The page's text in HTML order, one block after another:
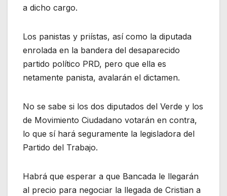
a dicho cargo.
Los panistas y priístas, así como la diputada
enrolada en la bandera del desaparecido
partido político PRD, pero que ella es
netamente panista, avalarán el dictamen.
No se sabe si los dos diputados del Verde y los
de Movimiento Ciudadano votarán en contra,
lo que sí hará seguramente la legisladora del
Partido del Trabajo.
Habrá que esperar a que Bancada le llegarán
al precio para negociar la llegada de Cristian a